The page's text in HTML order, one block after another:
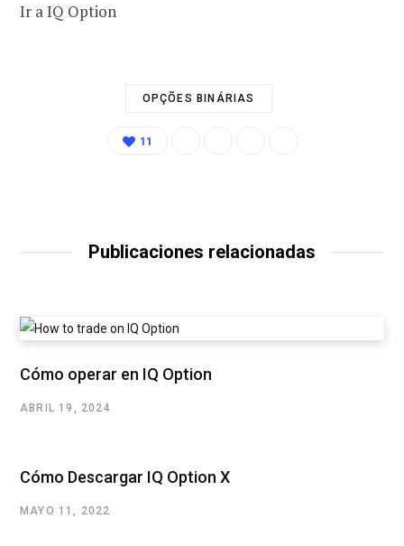
Ir a IQ Option
OPÇÕES BINÁRIAS
11
Publicaciones relacionadas
Cómo operar en IQ Option
ABRIL 19, 2024
Cómo Descargar IQ Option X
MAYO 11, 2022